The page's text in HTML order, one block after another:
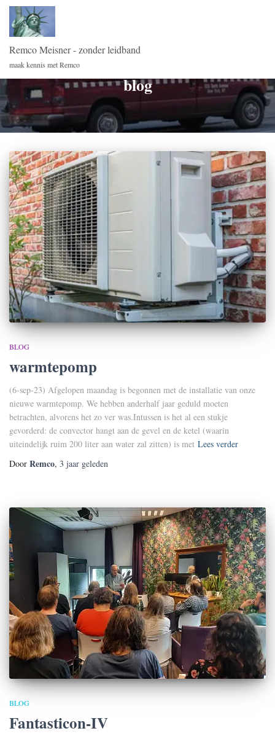
Remco Meisner - zonder leidband
maak kennis met Remco
blog
BLOG
warmtepomp
(6-sep-23) Afgelopen maandag is begonnen met de installatie van onze
nieuwe warmtepomp. We hebben anderhalf jaar geduld moeten
betrachten, alvorens het zo ver was.Intussen is het al een stukje
gevorderd: de convector hangt aan de gevel en de ketel (waarin
uiteindelijk ruim 200 liter aan water zal zitten) is met Lees verder
Door Remco, 3 jaar geleden
BLOG
Fantasticon-IV